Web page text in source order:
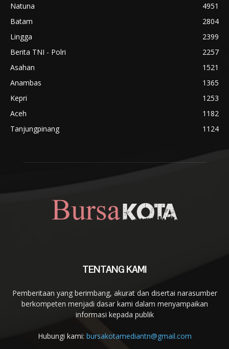
Natuna
4951
Batam
2804
Lingga
2399
Berita TNI - Polri
2257
Asahan
1521
Anambas
1365
Kepri
1253
Aceh
1182
Tanjungpinang
1124
TENTANG KAMI
Pemberitaan yang berimbang, akurat dan disertai narasumber
berkompeten menjadi dasar kami dalam menyampaikan
informasi kepada publik
Hubungi kami: bursakotamediantn@gmail.com